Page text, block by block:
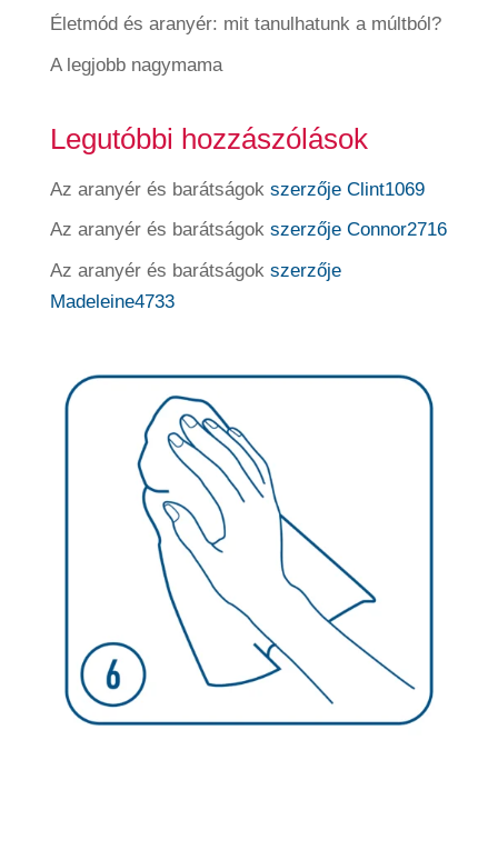
Életmód és aranyér: mit tanulhatunk a múltból?
A legjobb nagymama
Legutóbbi hozzászólások
Az aranyér és barátságokszerzője Clint1069
Az aranyér és barátságokszerzője Connor2716
Az aranyér és barátságokszerzője
Madeleine4733